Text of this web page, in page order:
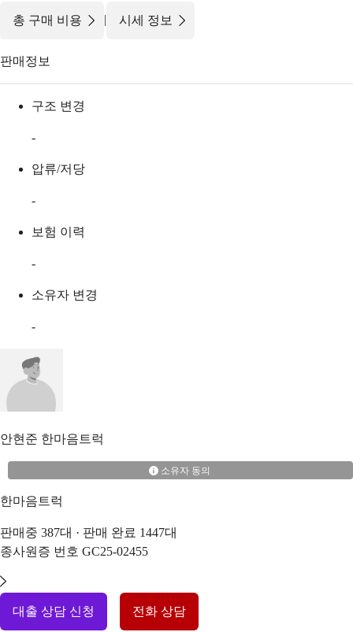
총 구매 비용 | 시세 정보
판매정보
구조 변경
-
압류/저당
-
보험 이력
-
소유자 변경
-
안현준 한마음트럭
소유자 동의
한마음트럭
판매중 387대 · 판매 완료 1447대
종사원증 번호 GC25-02455
대출 상담 신청 전화 상담